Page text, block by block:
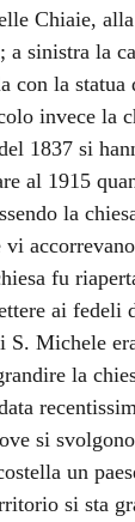
Chiaie,
sinistra la
con la
invece la
1837 si
al 1915
la
fu
ai
S. Michele
la
si
un
si sta